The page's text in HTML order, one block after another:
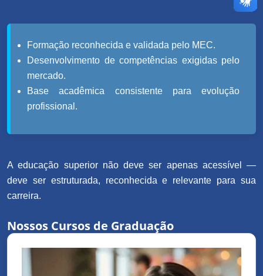
Formação reconhecida e validada pelo MEC.
Desenvolvimento de competências exigidas pelo
mercado.
Base acadêmica consistente para evolução
profissional.
A educação superior não deve ser apenas acessível —
deve ser estruturada, reconhecida e relevante para sua
carreira.
Nossos Cursos de Graduação